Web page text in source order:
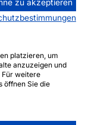
zu akzeptieren
platzieren, um
anzuzeigen und
Für weitere
öffnen Sie die